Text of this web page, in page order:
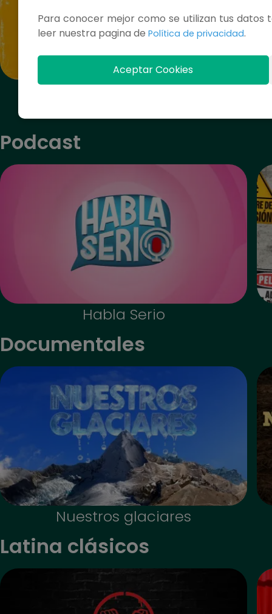
Copa Federación Sub-17
Podcast
Habla Serio
Documentales
Nuestros glaciares
Latina clásicos
Para conocer mejor como se utilizan tus datos
leer nuestra pagina de Política de privacidad.
Aceptar Cookies